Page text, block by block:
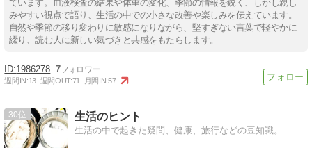
ています。血液検査の結果や体重の変化、季節の情報を鋭く、しかし親し
みやすい視点で語り、生活の中での小さな改善や楽しみを伝えています。
自然や季節の移り変わりに敏感になりながら、堅すぎない言葉で軽やかに
綴り、読む人に新しい気づきと共感をもたらします。
1986278 7
週間IN:13 週間OUT:71 月間IN:57
30 生活のヒント
生活の中で起きた疑問、健康、旅行などの豆知識。